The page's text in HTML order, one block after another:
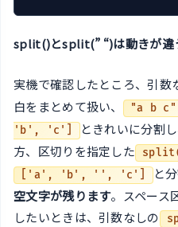
split()とsplit(” “)は動きが違
実機で確認したところ、引数
白をまとめて扱い、
"a b c"
'b', 'c']
ときれいに分割
方、区切りを指定した
['a', 'b', '', 'c'] と分
空文字が残ります。スペース
したいときは、引数なしの